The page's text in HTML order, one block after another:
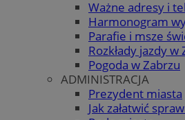
Ważne adresy i
Harmonogram
Parafie i msze
Rozkłady jazdy w
Pogoda w Zabrzu
ADMINISTRACJA
Prezydent miasta
Jak załatwić